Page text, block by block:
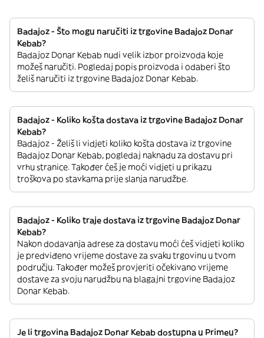
Badajoz - Što mogu naručiti iz trgovine Badajoz Donar
Kebab?
Badajoz Donar Kebab nudi velik izbor proizvoda koje
možeš naručiti. Pogledaj popis proizvoda i odaberi što
želiš naručiti iz trgovine Badajoz Donar Kebab.
Badajoz - Koliko košta dostava iz trgovine Badajoz Donar
Kebab?
Badajoz - Želiš li vidjeti koliko košta dostava iz trgovine
Badajoz Donar Kebab, pogledaj naknadu za dostavu pri
vrhu stranice. Također ćeš je moći vidjeti u prikazu
troškova po stavkama prije slanja narudžbe.
Badajoz - Koliko traje dostava iz trgovine Badajoz Donar
Kebab?
Nakon dodavanja adrese za dostavu moći ćeš vidjeti koliko
je predviđeno vrijeme dostave za svaku trgovinu u tvom
području. Također možeš provjeriti očekivano vrijeme
dostave za svoju narudžbu na blagajni trgovine Badajoz
Donar Kebab.
Je li trgovina Badajoz Donar Kebab dostupna u Primeu?